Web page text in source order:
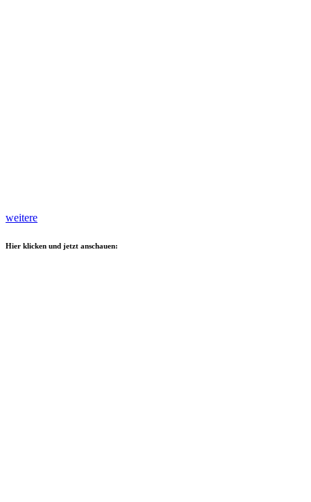
weitere
Hier klicken und jetzt anschauen: